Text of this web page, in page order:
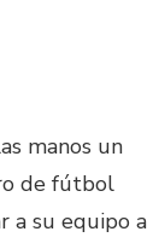
manos un
de fútbol
a su equipo a